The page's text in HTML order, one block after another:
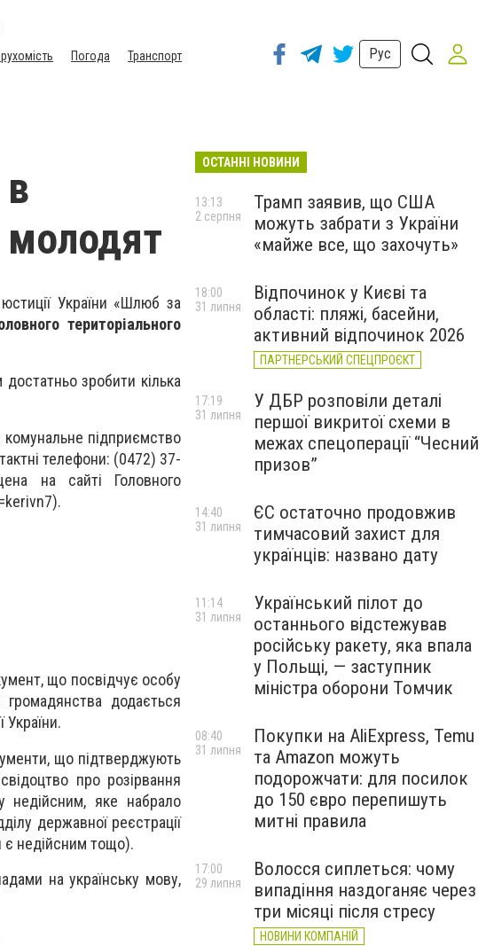
Погода
Транспорт
Рус
молодят
України «Шлюб за
територіального
зробити кілька
комунальне підприємство
телефони: (0472) 37-
на сайті Головного
що посвідчує особу
додається
України.
що підтверджують
про розірвання
яке набрало
державної реєстрації
є недійсним тощо).
на українську мову,
ОСТАННІ НОВИНИ
Трамп заявив, що США
можуть забрати з України
«майже все, що захочуть»
13:13
2 серпня
Відпочинок у Києві та
області: пляжі, басейни,
активний відпочинок 2026
ПАРТНЕРСЬКИЙ СПЕЦПРОЄКТ
18:00
31 липня
У ДБР розповіли деталі
першої викритої схеми в
межах спецоперації “Чесний
призов”
17:19
31 липня
ЄС остаточно продовжив
тимчасовий захист для
українців: названо дату
14:40
31 липня
Український пілот до
останнього відстежував
російську ракету, яка впала
у Польщі, — заступник
міністра оборони Томчик
11:14
31 липня
Покупки на AliExpress, Temu
та Amazon можуть
подорожчати: для посилок
до 150 євро перепишуть
митні правила
08:40
31 липня
Волосся сиплеться: чому
випадіння наздоганяє через
три місяці після стресу
НОВИНИ КОМПАНІЙ
17:00
29 липня